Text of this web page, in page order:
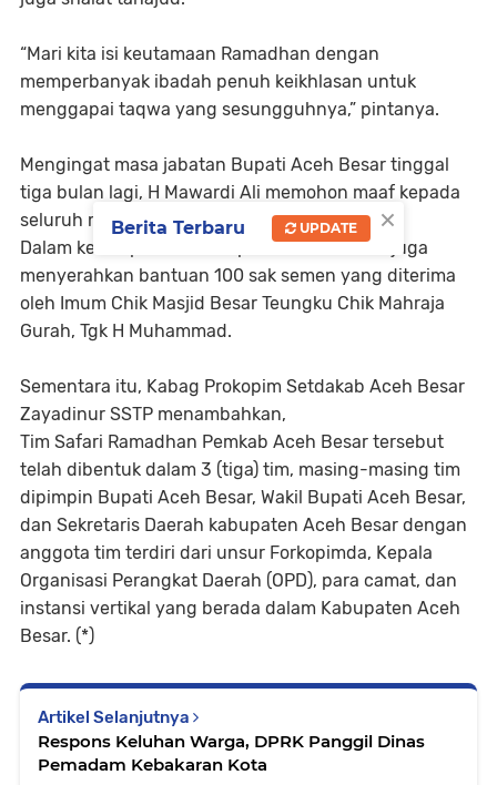
“Mari kita isi keutamaan Ramadhan dengan
memperbanyak ibadah penuh keikhlasan untuk
menggapai taqwa yang sesungguhnya,” pintanya.
Mengingat masa jabatan Bupati Aceh Besar tinggal
tiga bulan lagi, H Mawardi Ali memohon maaf kepada
seluruh masyarakat.
Dalam kesempatan itu, Bupati H Mawardi Ali juga
menyerahkan bantuan 100 sak semen yang diterima
oleh Imum Chik Masjid Besar Teungku Chik Mahraja
Gurah, Tgk H Muhammad.
Sementara itu, Kabag Prokopim Setdakab Aceh Besar
Zayadinur SSTP menambahkan,
Tim Safari Ramadhan Pemkab Aceh Besar tersebut
telah dibentuk dalam 3 (tiga) tim, masing-masing tim
dipimpin Bupati Aceh Besar, Wakil Bupati Aceh Besar,
dan Sekretaris Daerah kabupaten Aceh Besar dengan
anggota tim terdiri dari unsur Forkopimda, Kepala
Organisasi Perangkat Daerah (OPD), para camat, dan
instansi vertikal yang berada dalam Kabupaten Aceh
Besar. (*)
Artikel Selanjutnya
Respons Keluhan Warga, DPRK Panggil Dinas
Pemadam Kebakaran Kota
×
Berita Terbaru UPDATE